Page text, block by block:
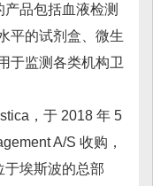
品包括血液检测
平的试剂盒、微生
于监测各类机构卫
，于 2018 年 5
A/S 收购，
于埃斯波的总部